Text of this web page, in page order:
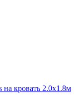
на кровать 2.0х1.8м